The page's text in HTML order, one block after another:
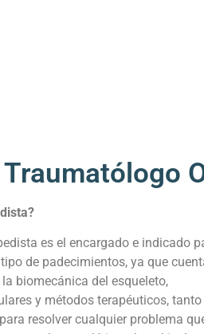
Traumatólogo
es el encargado e indicado
de padecimientos, ya que
biomecánica del esqueleto,
y métodos terapéuticos, tanto
resolver cualquier problema